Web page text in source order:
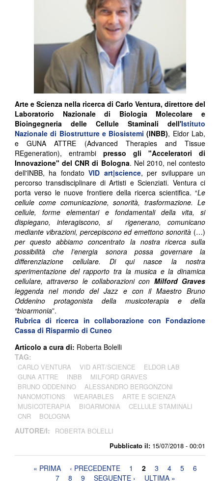
Pubblicato il: 15/07/2018 - 00:01
Arte e Scienza nella ricerca di Carlo Ventura, direttore del
Laboratorio Nazionale di Biologia Molecolare e
Bioingegneria delle Cellule Staminali dell'Istituto
Nazionale di Biostrutture e Biosistemi (INBB), Eldor Lab,
e GUNA ATTRE (Advanced Therapies and Tissue
REgeneration), entrambi presso gli "Acceleratori di
Innovazione" del CNR di Bologna. Nel 2010, nel contesto
dell'INBB, ha fondatoVID art|science, per sviluppare un
percorso transdisciplinare di Artisti e Scienziati. Ventura ci
porta verso le nuove frontiere della ricerca scientifica. “Le
cellule come comunicazione, sonorità, trasformazione. Le
cellule, forme elementari e fondamentali della vita, si
dispiegano, interagiscono, si rigenerano, comunicano
mediante vibrazioni, percepiscono ed emettono sonorità (…)
per questo abbiamo concentrato la nostra ricerca sulla
possibilità che l’energia sonora possa governare la
differenziazione cellulare. Di qui nasce la nostra
sperimentazione del rapporto tra la musica e la dinamica
cellulare, attraverso le collaborazioni con Milford Graves
leggenda nel mondo del Jazz e con il Maestro Bruno
Oddenino protagonista della musicoterapia e della
“bioarmonia”.
Rubrica di ricerca in collaborazione con Fondazione
Cassa di Risparmio di Cuneo
Articolo a cura di: Roberta Bolelli
TAG:
CARLO VENTURA VID ART/SCIENCE
ELDOR LAB
GUNA ATTRE
INBB
MILFORD GRAVES
BRUNO ODDENINO
ALESSANDRO BERGONZONI
NANOMOTIONS
WEARABLES
ARTE E SCIENZA
MUSICOTERAPIA
BIOARMONIA
CELLULE STAMINALI
CNR
BOLOGNA
AUTORE/I: ROBERTA BOLELLI
Pagine« PRIMA ‹ PRECEDENTE 1 2 3 4 5
6
7
8 9 SEGUENTE › ULTIMA »